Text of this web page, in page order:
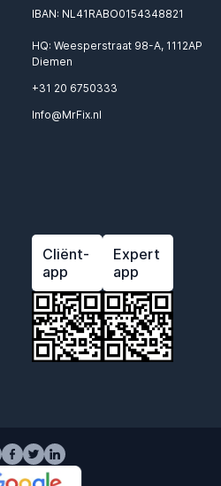
IBAN: NL41RABO0154348821
HQ: Weesperstraat 98-A, 1112AP
Diemen
+31 20 6750333
Info@MrFix.nl
Cliënt-
app
Expert
app